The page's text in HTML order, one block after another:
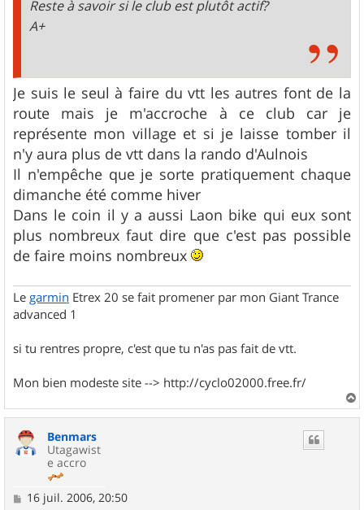
Reste à savoir si le club est plutôt actif?
A+
Je suis le seul à faire du vtt les autres font de la
route mais je m'accroche à ce club car je
représente mon village et si je laisse tomber il
n'y aura plus de vtt dans la rando d'Aulnois
Il n'empêche que je sorte pratiquement chaque
dimanche été comme hiver
Dans le coin il y a aussi Laon bike qui eux sont
plus nombreux faut dire que c'est pas possible
de faire moins nombreux
Le garmin Etrex 20 se fait promener par mon Giant Trance
advanced 1
si tu rentres propre, c'est que tu n'as pas fait de vtt.
Mon bien modeste site --> http://cyclo02000.free.fr/
a
Benmars
Utagawist
e accro
M16 juil. 2006, 20:50